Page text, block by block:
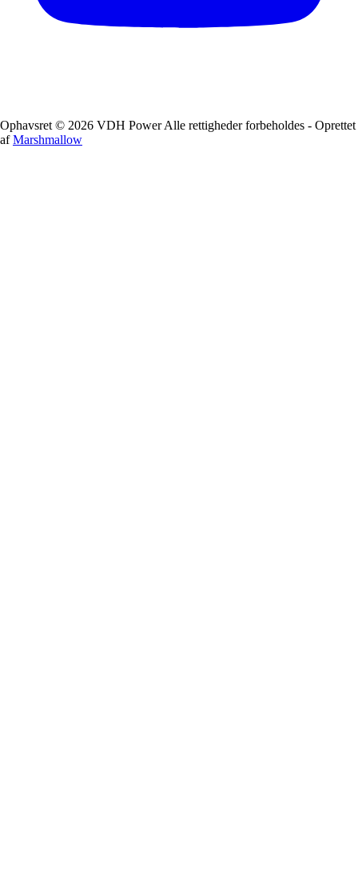
Ophavsret © 2026 VDH Power Alle rettigheder forbeholdes - Oprettet
afMarshmallow